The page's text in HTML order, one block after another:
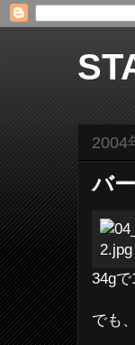
2004
バ
34g
でも